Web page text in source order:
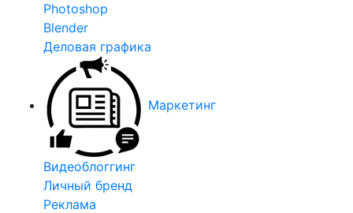
Photoshop
Blender
Деловая графика
Маркетинг
Видеоблоггинг
Личный бренд
Реклама